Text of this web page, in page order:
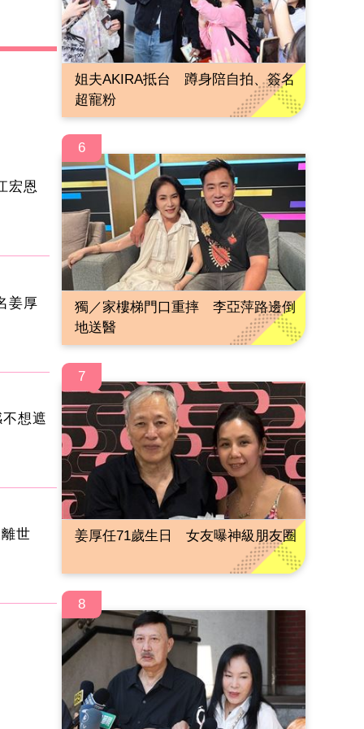
宏恩
姜厚
想遮
離世
姐夫AKIRA抵台 蹲身陪自拍、簽名
超寵粉
6
獨／家樓梯門口重摔 李亞萍路邊倒
地送醫
7
姜厚任71歲生日 女友曝神級朋友圈
8